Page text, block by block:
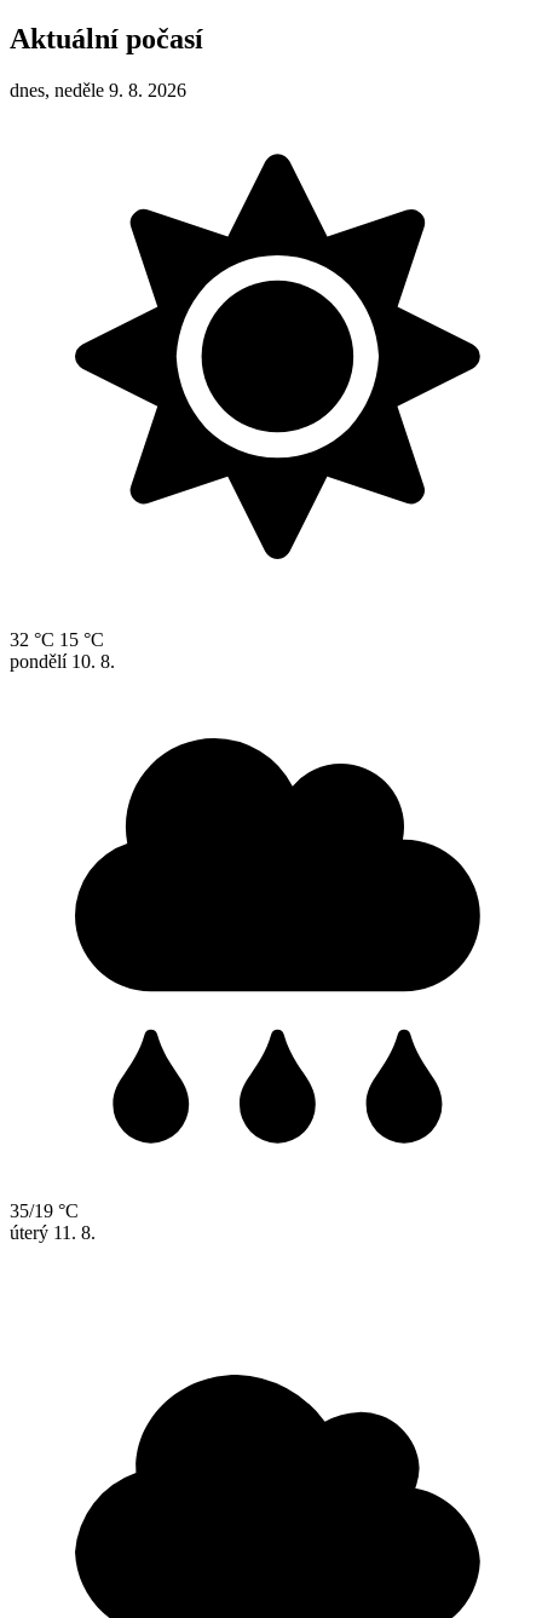
Aktuální počasí
dnes, neděle 9. 8. 2026
32 °C 15 °C
pondělí 10. 8.
35/19 °C
úterý 11. 8.